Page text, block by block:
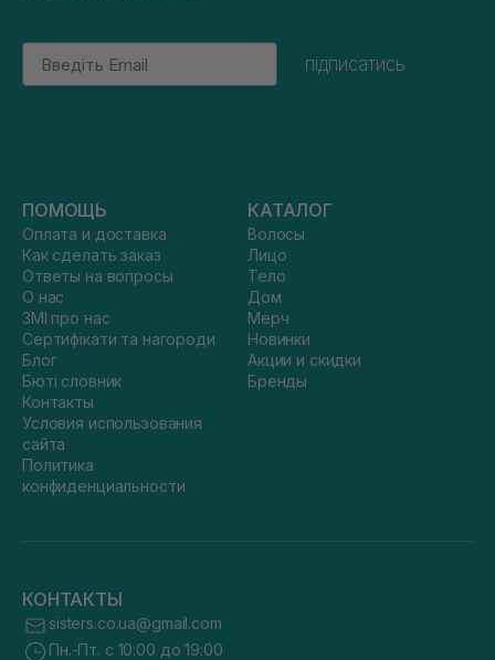
Email
підписатись
ПОМОЩЬ
Оплата и доставка
Как сделать заказ
Ответы на вопросы
О нас
ЗМІ про нас
Сертифікати та нагороди
Блог
Бюті словник
Контакты
Условия использования
сайта
Политика
конфиденциальности
КАТАЛОГ
Волосы
Лицо
Тело
Дом
Мерч
Новинки
Акции и скидки
Бренды
КОНТАКТЫ
sisters.co.ua@gmail.com
Пн.-Пт. с 10:00 до 19:00